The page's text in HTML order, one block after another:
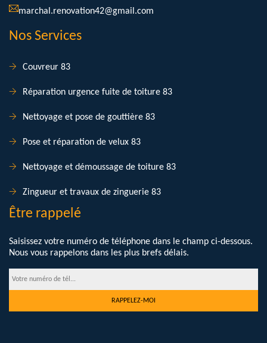
marchal.renovation42@gmail.com
Nos Services
Couvreur 83
Réparation urgence fuite de toiture 83
Nettoyage et pose de gouttière 83
Pose et réparation de velux 83
Nettoyage et démoussage de toiture 83
Zingueur et travaux de zinguerie 83
Être rappelé
Saisissez votre numéro de téléphone dans le champ ci-dessous.
Nous vous rappelons dans les plus brefs délais.